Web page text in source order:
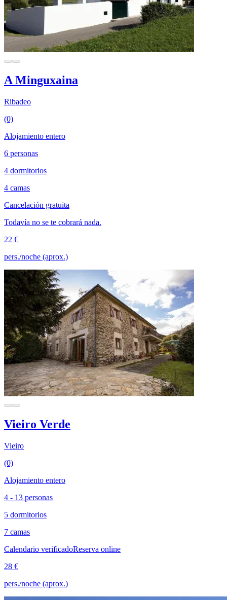
A Minguxaina
Ribadeo
(0)
Alojamiento entero
6 personas
4 dormitorios
4 camas
Cancelación gratuita
Todavía no se te cobrará nada.
22 €
pers./noche (aprox.)
Vieiro Verde
Vieiro
(0)
Alojamiento entero
4 - 13 personas
5 dormitorios
7 camas
Calendario verificadoReserva online
28 €
pers./noche (aprox.)